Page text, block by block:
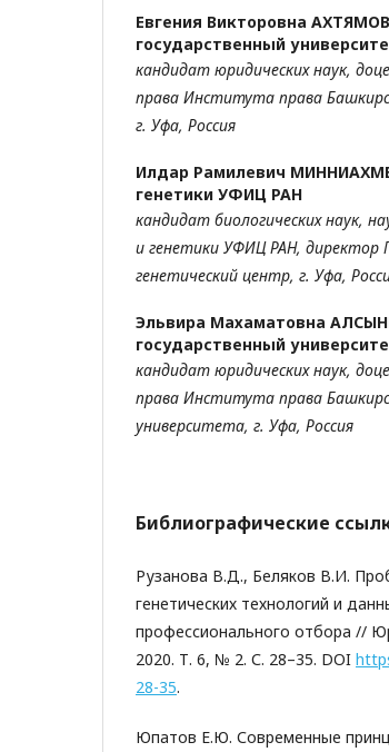
Евгения Викторовна
государственный
кандидат юридических наук,
права Института права
г. Уфа, Россия
Илдар Рамилевич
генетики УФИЦ РАН
кандидат биологических наук,
и генетики УФИЦ РАН, директор
генетический центр, г. Уфа,
Эльвира Махаматовна
государственный
кандидат юридических наук,
права Института права
университета, г. Уфа, Россия
Библиографические
Рузанова В.Д., Беляков В.И.
генетических технологий и
профессионального отбора //
2020. Т. 6, № 2. С. 28–35. DOI
28-35.
Юпатов Е.Ю. Современные